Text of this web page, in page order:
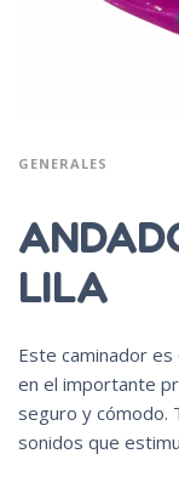
GENERALES
LILA
Este caminador
en el importante
seguro y cómodo.
sonidos que